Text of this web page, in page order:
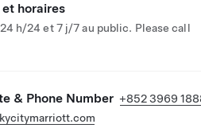
horaires
h/24 et 7 j/7 au public. Please call
& Phone Number +852 3969